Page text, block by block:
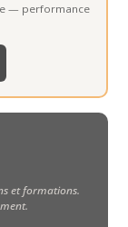
— performance
et formations.